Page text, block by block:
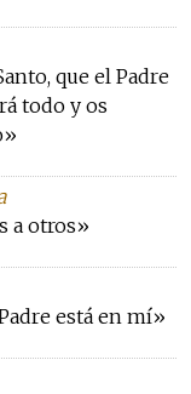
que el Padre
todo y os
a otros»
está en mí»